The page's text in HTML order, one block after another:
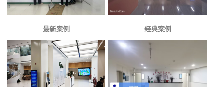
最新案例 经典案例